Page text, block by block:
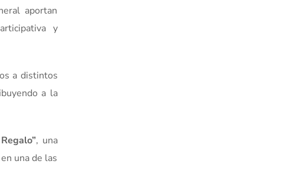
aportan
y
a distintos
a la
, una
una de las